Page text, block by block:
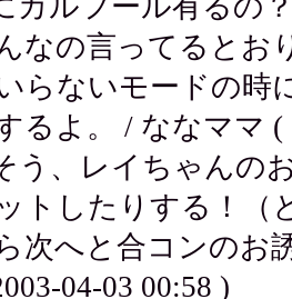
なの言ってるとお
らないモードの時
るよ。 / ななママ (
う、レイちゃんの
トしたりする！（
次へと合コンのお
04-03 00:58 )